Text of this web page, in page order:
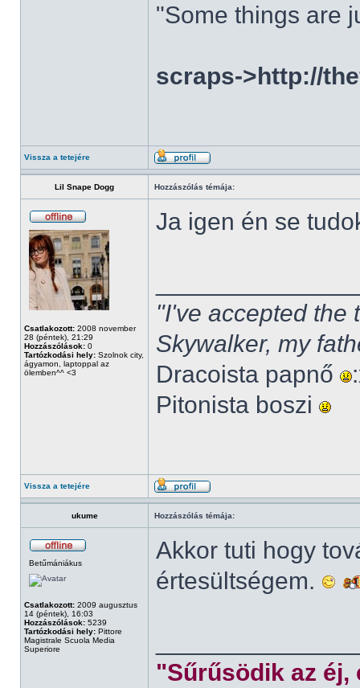
"Some things are
scraps->http://
Vissza a tetejére
Lil Snape Dogg Hozzászólás témája:
Csatlakozott: 2008 november
28 (péntek), 21:29
Hozzászólások: 0
Tartózkodási hely: Szolnok city,
ágyamon, laptoppal az
ölemben^^ <3
Ja igen én se
"I've accepted the
Skywalker, my
Dracoista papnő
Pitonista boszi
Vissza a tetejére
ukume Hozzászólás témája:
Betűmániákus
Csatlakozott: 2009 augusztus
14 (péntek), 16:03
Hozzászólások: 5239
Tartózkodási hely: Pittore
Magistrale Scuola Media
Superiore
Akkor tuti hogy
értesültségem.
"Sűrűsödik az éj,